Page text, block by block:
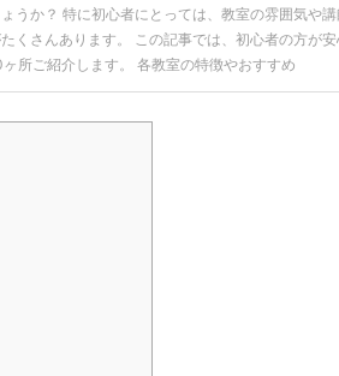
うか？ 特に初心者にとっては、教室の雰囲気や
くさんあります。 この記事では、初心者の方が
所ご紹介します。 各教室の特徴やおすすめ